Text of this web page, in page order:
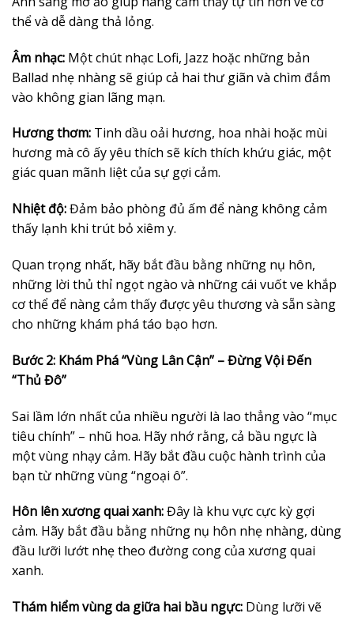
thể và dễ dàng thả lỏng.
Âm nhạc: Một chút nhạc Lofi, Jazz hoặc những bản
Ballad nhẹ nhàng sẽ giúp cả hai thư giãn và chìm đắm
vào không gian lãng mạn.
Hương thơm: Tinh dầu oải hương, hoa nhài hoặc mùi
hương mà cô ấy yêu thích sẽ kích thích khứu giác, một
giác quan mãnh liệt của sự gợi cảm.
Nhiệt độ:Đảm bảo phòng đủ ấm để nàng không cảm
thấy lạnh khi trút bỏ xiêm y.
Quan trọng nhất, hãy bắt đầu bằng những nụ hôn,
những lời thủ thỉ ngọt ngào và những cái vuốt ve khắp
cơ thể để nàng cảm thấy được yêu thương và sẵn sàng
cho những khám phá táo bạo hơn.
Bước 2: Khám Phá “Vùng Lân Cận” – Đừng Vội Đến
“Thủ Đô”
Sai lầm lớn nhất của nhiều người là lao thẳng vào “mục
tiêu chính” – nhũ hoa. Hãy nhớ rằng, cả bầu ngực là
một vùng nhạy cảm. Hãy bắt đầu cuộc hành trình của
bạn từ những vùng “ngoại ô”.
Hôn lên xương quai xanh:Đây là khu vực cực kỳ gợi
cảm. Hãy bắt đầu bằng những nụ hôn nhẹ nhàng, dùng
đầu lưỡi lướt nhẹ theo đường cong của xương quai
xanh.
Thám hiểm vùng da giữa hai bầu ngực: Dùng lưỡi vẽ